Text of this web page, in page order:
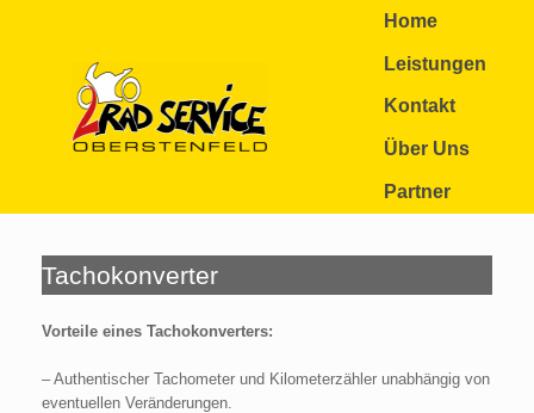
Home
Leistungen
Kontakt
Über Uns
Partner
Tachokonverter
Vorteile eines Tachokonverters:
– Authentischer Tachometer und Kilometerzähler unabhängig von
eventuellen Veränderungen.